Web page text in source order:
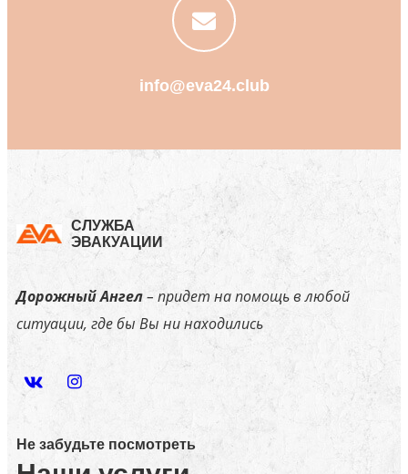
info@eva24.club
СЛУЖБА
ЭВАКУАЦИИ
Дорожный Ангел– придет на помощь в любой
ситуации, где бы Вы ни находились
Не забудьте посмотреть